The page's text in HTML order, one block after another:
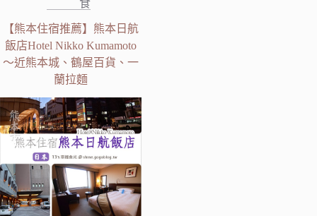
食
【熊本住宿推薦】熊本日航
飯店Hotel Nikko Kumamoto
～近熊本城、鶴屋百貨、一
蘭拉麵